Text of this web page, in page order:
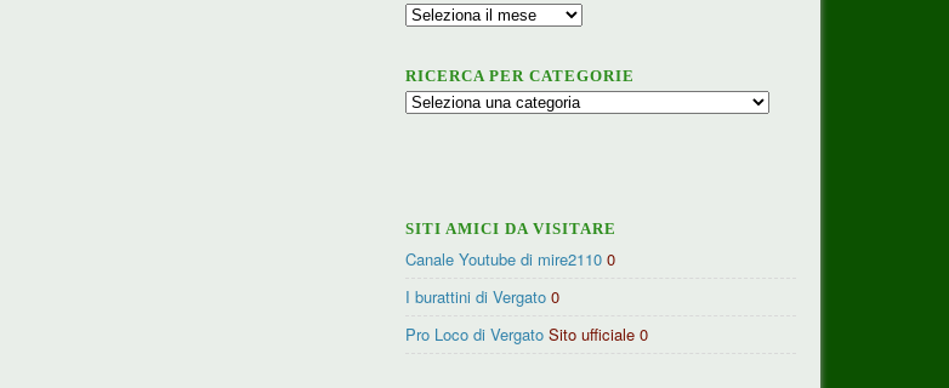
Archivio
RICERCA PER CATEGORIE
Ricerca
SITI AMICI DA VISITARE
Canale Youtube di mire2110 0
I burattini di Vergato 0
Pro Loco di Vergato Sito ufficiale 0